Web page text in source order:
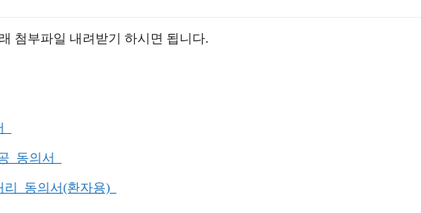
첨부파일 내려받기 하시면 됩니다.
_동의서_
_동의서(환자용)_